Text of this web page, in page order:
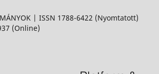
| ISSN 1788-6422 (Nyomtatott)
(Online)